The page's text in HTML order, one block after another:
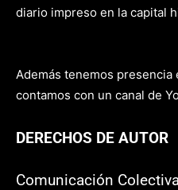
diario impreso en la capital
Además tenemos
contamos con un canal de
DERECHOS DE AUTOR
Comunicación